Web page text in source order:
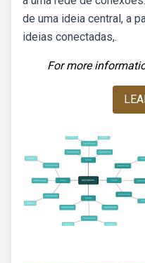
de uma ideia central, a
ideias conectadas,.
For more